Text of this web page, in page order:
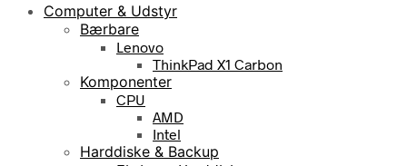
Computer & Udstyr
Bærbare
Lenovo
ThinkPad X1 Carbon
Komponenter
CPU
AMD
Intel
Harddiske & Backup